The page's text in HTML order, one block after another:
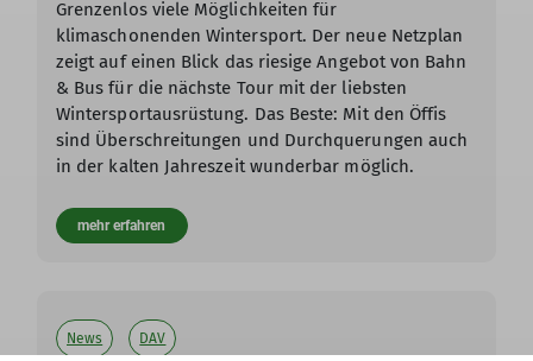
Grenzenlos viele Möglichkeiten für
klimaschonenden Wintersport. Der neue Netzplan
zeigt auf einen Blick das riesige Angebot von Bahn
& Bus für die nächste Tour mit der liebsten
Wintersportausrüstung. Das Beste: Mit den Öffis
sind Überschreitungen und Durchquerungen auch
in der kalten Jahreszeit wunderbar möglich.
mehr erfahren
News DAV